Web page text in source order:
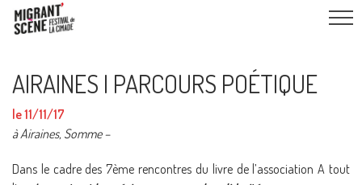
AIRAINES I PARCOURS POÉTIQUE
le 11/11/17
à Airaines, Somme –
Dans le cadre des 7ème rencontres du livre de l’association A tout